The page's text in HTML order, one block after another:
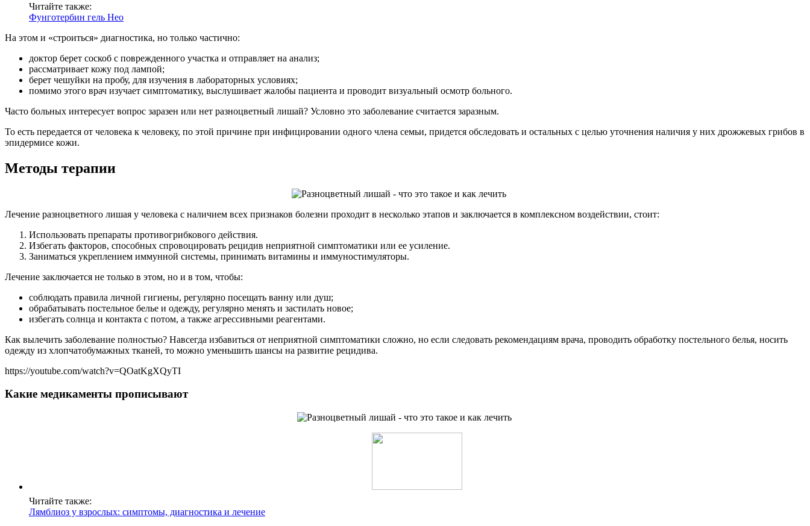
Читайте также:
Фунготербин гель Нео
На этом и «строиться» диагностика, но только частично:
доктор берет соскоб с поврежденного участка и отправляет на анализ;
рассматривает кожу под лампой;
берет чешуйки на пробу, для изучения в лабораторных условиях;
помимо этого врач изучает симптоматику, выслушивает жалобы пациента и проводит визуальный осмотр больного.
Часто больных интересует вопрос заразен или нет разноцветный лишай? Условно это заболевание считается заразным.
То есть передается от человека к человеку, по этой причине при инфицировании одного члена семьи, придется обследовать и остальных с целью уточнения наличия у них дрожжевых грибов в
эпидермисе кожи.
Методы терапии
Лечение разноцветного лишая у человека с наличием всех признаков болезни проходит в несколько этапов и заключается в комплексном воздействии, стоит:
Использовать препараты противогрибкового действия.
Избегать факторов, способных спровоцировать рецидив неприятной симптоматики или ее усиление.
Заниматься укреплением иммунной системы, принимать витамины и иммуностимуляторы.
Лечение заключается не только в этом, но и в том, чтобы:
соблюдать правила личной гигиены, регулярно посещать ванну или душ;
обрабатывать постельное белье и одежду, регулярно менять и застилать новое;
избегать солнца и контакта с потом, а также агрессивными реагентами.
Как вылечить заболевание полностью? Навсегда избавиться от неприятной симптоматики сложно, но если следовать рекомендациям врача, проводить обработку постельного белья, носить
одежду из хлопчатобумажных тканей, то можно уменьшить шансы на развитие рецидива.
https://youtube.com/watch?v=QOatKgXQyTI
Какие медикаменты прописывают
Читайте также:
Лямблиоз у взрослых: симптомы, диагностика и лечение